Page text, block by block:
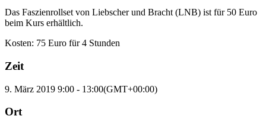
Das Faszienrollset von Liebscher und Bracht (LNB) ist für 50 Euro
beim Kurs erhältlich.
Kosten: 75 Euro für 4 Stunden
Zeit
9. März 2019 9:00 - 13:00(GMT+00:00)
Ort